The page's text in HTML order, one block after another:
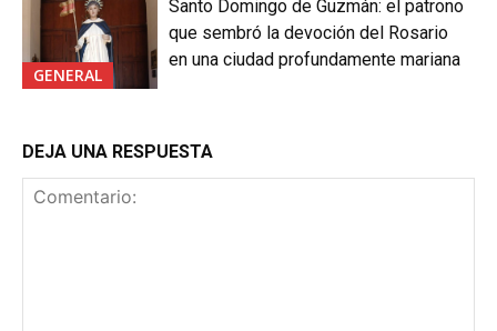
GENERAL
Santo Domingo de Guzmán: el patrono
que sembró la devoción del Rosario
en una ciudad profundamente mariana
DEJA UNA RESPUESTA